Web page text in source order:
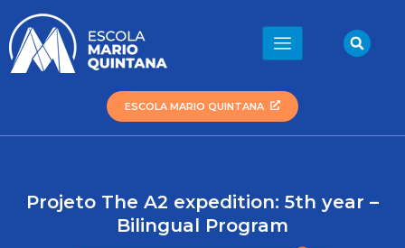
para
conteúdo
ESCOLA MARIO QUINTANA
Projeto The A2 expedition: 5th year –
Bilingual Program